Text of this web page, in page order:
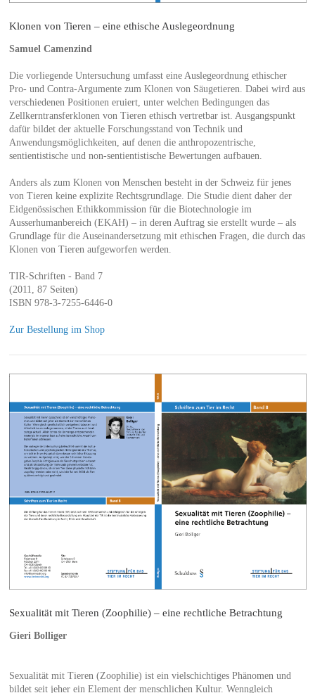
Klonen von Tieren – eine ethische Auslegeordnung
Samuel Camenzind
Die vorliegende Untersuchung umfasst eine Auslegeordnung ethischer
Pro- und Contra-Argumente zum Klonen von Säugetieren. Dabei wird aus
verschiedenen Positionen eruiert, unter welchen Bedingungen das
Zellkerntransferklonen von Tieren ethisch vertretbar ist. Ausgangspunkt
dafür bildet der aktuelle Forschungsstand von Technik und
Anwendungsmöglichkeiten, auf denen die anthropozentrische,
sentientistische und non-sentientistische Bewertungen aufbauen.
Anders als zum Klonen von Menschen besteht in der Schweiz für jenes
von Tieren keine explizite Rechtsgrundlage. Die Studie dient daher der
Eidgenössischen Ethikkommission für die Biotechnologie im
Ausserhumanbereich (EKAH) – in deren Auftrag sie erstellt wurde – als
Grundlage für die Auseinandersetzung mit ethischen Fragen, die durch das
Klonen von Tieren aufgeworfen werden.
TIR-Schriften - Band 7
(2011, 87 Seiten)
ISBN 978-3-7255-6446-0
Zur Bestellung im Shop
Sexualität mit Tieren (Zoophilie) – eine rechtliche Betrachtung
Gieri Bolliger
Sexualität mit Tieren (Zoophilie) ist ein vielschichtiges Phänomen und
bildet seit jeher ein Element der menschlichen Kultur. Wenngleich